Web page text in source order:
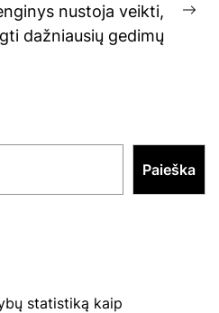
nustoja veikti,
dažniausių gedimų
Paieška
statistiką kaip